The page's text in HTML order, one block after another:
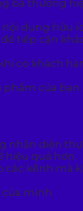
bá thương
dung hữu
tiếp cận
có khách
của bạn.
nhận diện
hiệu quả hơn.
kênh mà
mình.